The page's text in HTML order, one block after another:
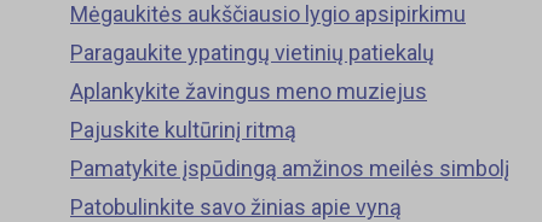
Mėgaukitės aukščiausio lygio apsipirkimu
Paragaukite ypatingų vietinių patiekalų
Aplankykite žavingus meno muziejus
Pajuskite kultūrinį ritmą
Pamatykite įspūdingą amžinos meilės simbolį
Patobulinkite savo žinias apie vyną